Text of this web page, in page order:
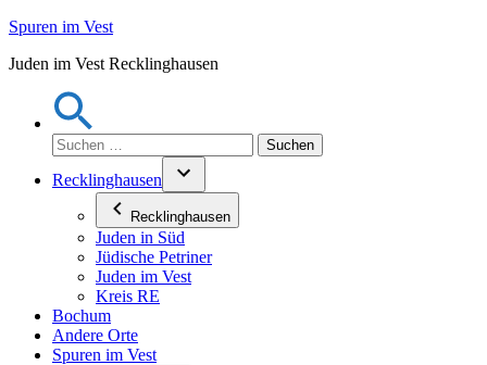
Zum
springen
Spuren im Vest
Juden im Vest Recklinghausen
Suchen
nach:
Recklinghausen
Recklinghausen
Juden in Süd
Jüdische Petriner
Juden im Vest
Kreis RE
Bochum
Andere Orte
Spuren im Vest